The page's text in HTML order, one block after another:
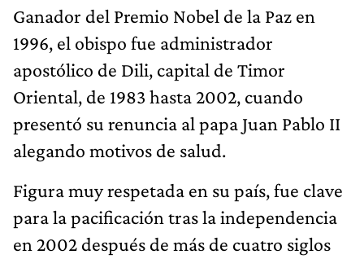
Ganador del Premio Nobel de la Paz en
1996, el obispo fue administrador
apostólico de Dili, capital de Timor
Oriental, de 1983 hasta 2002, cuando
presentó su renuncia al papa Juan Pablo II
alegando motivos de salud.
Figura muy respetada en su país, fue clave
para la pacificación tras la independencia
en 2002 después de más de cuatro siglos